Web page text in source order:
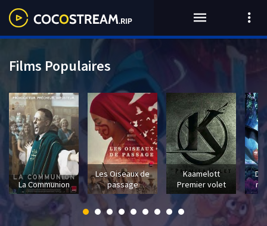
Films Populaires
La Communion
Les Oiseaux de
passage
Kaamelott
Premier volet